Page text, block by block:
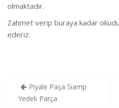
olmaktadır.
Zahmet verip buraya kadar
ederiz.
Yazı
gezinmesi
Piyale Paşa Siamp
Yedek Parça